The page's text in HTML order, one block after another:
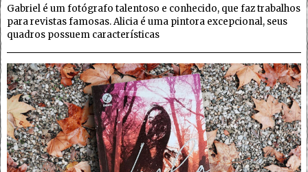
Gabriel é um fotógrafo talentoso e conhecido, que faz trabalhos
para revistas famosas. Alicia é uma pintora excepcional, seus
quadros possuem características